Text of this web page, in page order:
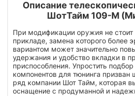
Описание
ШотТайм 109-М
При модификации оружия не стоит
прикладе, замена которого более
вариантом может значительно
удержания и удобство вкладки в
приспособления. Упростить
компонентов для тюнинга призван
ряд компании Шот Тайм, которая
оснащение с продуманной и